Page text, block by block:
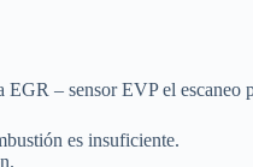
– sensor EVP el
es insuficiente.